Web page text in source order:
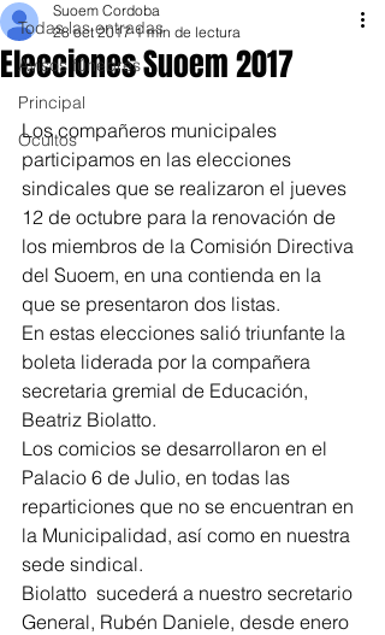
Todas las entradas
Avisos fúnebres
Principal
Ocultos
Elecciones Suoem 2017
Suoem Cordoba
28 oct 2017 1 min de lectura
Los compañeros municipales
participamos en las elecciones
sindicales que se realizaron el jueves
12 de octubre para la renovación de
los miembros de la Comisión Directiva
del Suoem, en una contienda en la
que se presentaron dos listas.
En estas elecciones salió triunfante la
boleta liderada por la compañera
secretaria gremial de Educación,
Beatriz Biolatto.
Los comicios se desarrollaron en el
Palacio 6 de Julio, en todas las
reparticiones que no se encuentran en
la Municipalidad, así como en nuestra
sede sindical.
Biolatto  sucederá a nuestro secretario
General, Rubén Daniele, desde enero